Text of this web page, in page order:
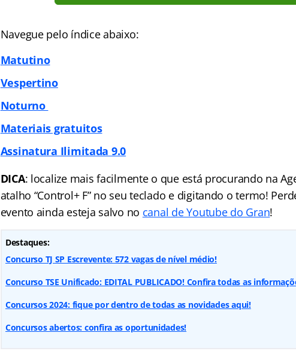
Navegue pelo índice abaixo:
Matutino
Vespertino
Noturno
Materiais gratuitos
Assinatura Ilimitada 9.0
DICA: localize mais facilmente o que está procurando na
atalho “Control+ F” no seu teclado e digitando o termo!
evento ainda esteja salvo no canal de Youtube do Gran!
Destaques:
Concurso TJ SP Escrevente: 572 vagas de nível médio!
Concurso TSE Unificado: EDITAL PUBLICADO! Confira todas as
Concursos 2024: fique por dentro de todas as novidades aqui!
Concursos abertos: confira as oportunidades!